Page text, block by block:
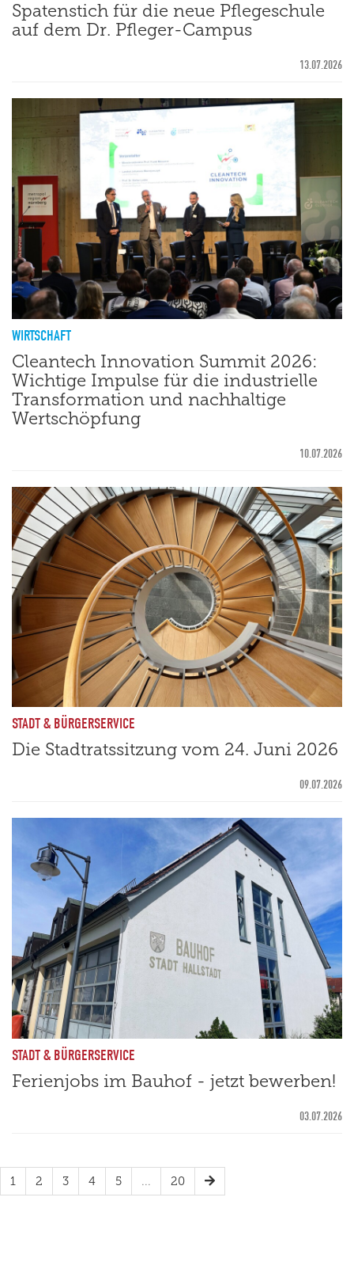
Spatenstich für die neue Pflegeschule
auf dem Dr. Pfleger-Campus
13.07.2026
WIRTSCHAFT
Cleantech Innovation Summit 2026:
Wichtige Impulse für die industrielle
Transformation und nachhaltige
Wertschöpfung
10.07.2026
STADT & BÜRGERSERVICE
Die Stadtratssitzung vom 24. Juni 2026
09.07.2026
STADT & BÜRGERSERVICE
Ferienjobs im Bauhof - jetzt bewerben!
03.07.2026
1 2 3 4 5 ... 20